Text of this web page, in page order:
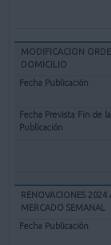
MODIFICACION
DOMICILIO
RENOVACIONES
MERCADO SEMANAL